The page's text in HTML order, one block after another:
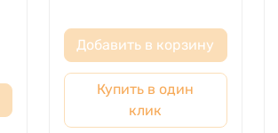
Добавить в корзину
Купить в один
клик